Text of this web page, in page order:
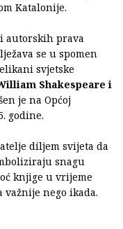
Katalonije.
autorskih prava
se u spomen
svjetske
Shakespeare i
je na Općoj
godine.
diljem svijeta da
snagu
knjige u vrijeme
nego ikada.